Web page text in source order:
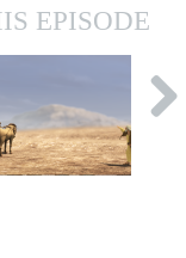
EPISODE